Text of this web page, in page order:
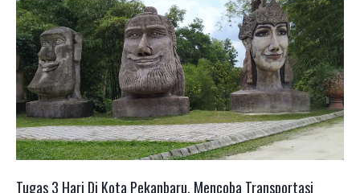
Tugas 3 Hari Di Kota Pekanbaru, Mencoba Transportasi